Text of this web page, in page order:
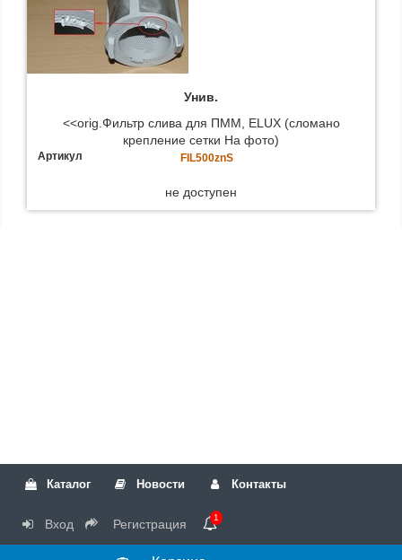
Унив.
<<orig.Фильтр слива для ПММ, ELUX (сломано
крепление сетки На фото)
Артикул FIL500znS
не доступен
Каталог Новости Контакты
Вход Регистрация 1